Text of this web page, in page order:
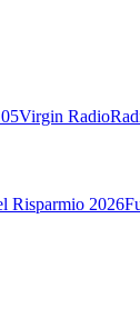
Virgin Radio
Risparmio 2026